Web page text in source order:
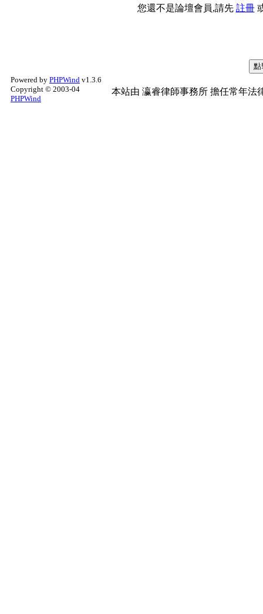
您還不是論壇會員,請先 註冊
Powered by PHPWind v1.3.6
Copyright © 2003-04
PHPWind
本站由 瀛睿律師事務所 擔任常年法